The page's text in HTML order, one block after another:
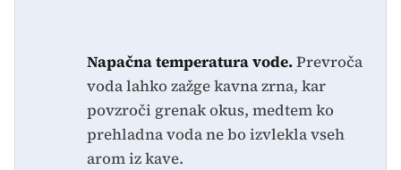
Napačna temperatura vode.Prevroča
voda lahko zažge kavna zrna, kar
povzroči grenak okus, medtem ko
prehladna voda ne bo izvlekla vseh
arom iz kave.